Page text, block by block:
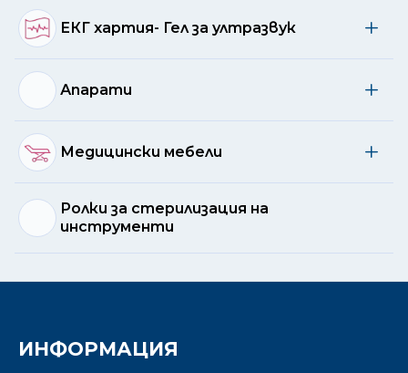
ЕКГ хартия- Гел за ултразвук
Апарати
Медицински мебели
Ролки за стерилизация на
инструменти
ИНФОРМАЦИЯ